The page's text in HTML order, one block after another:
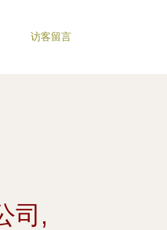
访客留言
司,